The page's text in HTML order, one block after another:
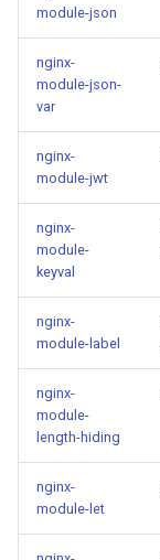
uuid
validation
waf
weauth
websocket-proxy
websocket
woothee
worker-events
xxhash
module-json
nginx-
module-json-
var
nginx-
module-jwt
nginx-
module-
keyval
nginx-
module-label
nginx-
module-
length-hiding
nginx-
module-let